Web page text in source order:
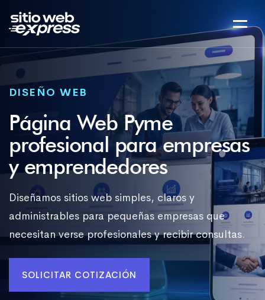
DISEÑO WEB
Página Web Pyme
profesional para empresas
y emprendedores
Diseñamos sitios web simples, claros y
administrables para pequeñas empresas que
necesitan verse profesionales y recibir consultas.
SOLICITAR COTIZACIÓN